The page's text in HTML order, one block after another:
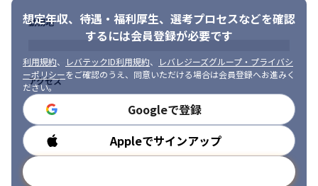
想定年収、待遇・福利厚生、 選考プロセスなどを確認
するには会員登録が必要です
利用規約、 レバテックID利用規約、
レバレジーズグループ・プライバシ
ーポリシーをご確認のうえ、同意いただける場合は会員登録へお進みく
ださい。
Googleで登録
Appleでサインアップ
勤務地
アクセス
勤務時間